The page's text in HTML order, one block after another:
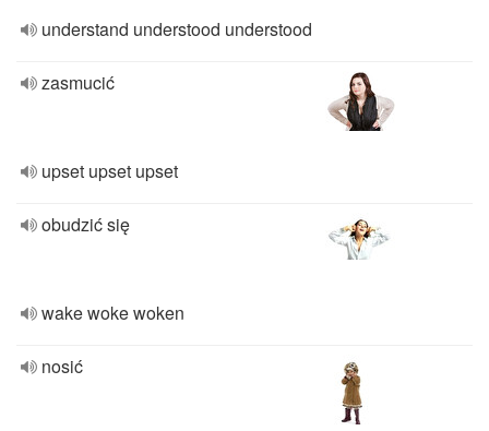
understand understood understood
zasmucić
upset upset upset
obudzić się
wake woke woken
nosić